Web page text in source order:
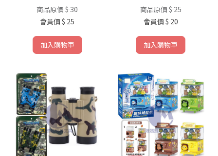
商品原價 $ 30
會員價 $ 25
加入購物車
商品原價 $ 25
會員價 $ 20
加入購物車